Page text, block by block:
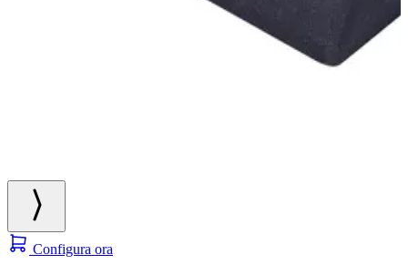
Configura ora